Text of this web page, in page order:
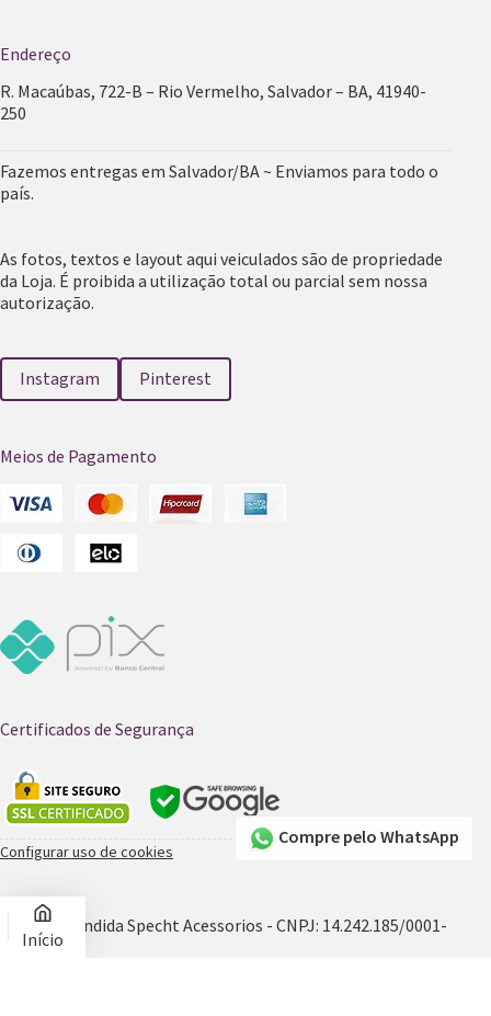
Endereço
R. Macaúbas, 722-B – Rio Vermelho, Salvador – BA, 41940-
250
Fazemos entregas em Salvador/BA ~ Enviamos para todo o
país.
As fotos, textos e layout aqui veiculados são de propriedade
da Loja. É proibida a utilização total ou parcial sem nossa
autorização.
Instagram Pinterest
Meios de Pagamento
Certificados de Segurança
Configurar uso de cookies
© 2026 - Candida Specht Acessorios - CNPJ: 14.242.185/0001-
55
Compre pelo WhatsApp
Início